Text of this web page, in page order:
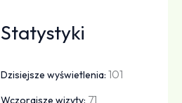
Statystyki
Dzisiejsze wyświetlenia:101
Wczorajsze wizyty: 71